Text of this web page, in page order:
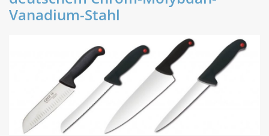
Fingerfood
Aufsteller
Vanadium-Stahl